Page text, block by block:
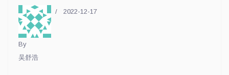
By
吴舒浩
2022-12-17